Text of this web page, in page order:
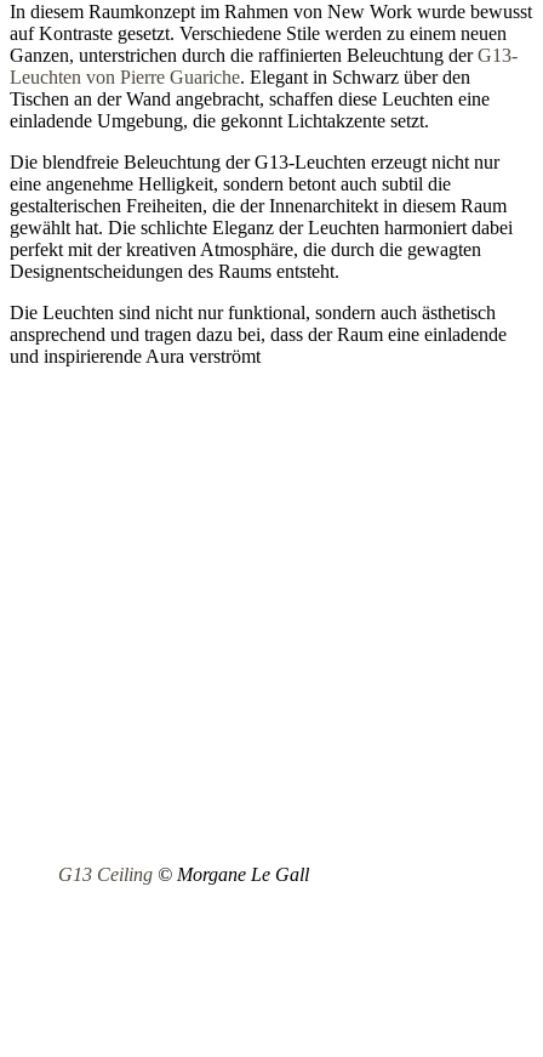
In diesem Raumkonzept im Rahmen von New Work wurde bewusst
auf Kontraste gesetzt. Verschiedene Stile werden zu einem neuen
Ganzen, unterstrichen durch die raffinierten Beleuchtung derG13-
Leuchten von Pierre Guariche. Elegant in Schwarz über den
Tischen an der Wand angebracht, schaffen diese Leuchten eine
einladende Umgebung, die gekonnt Lichtakzente setzt.
Die blendfreie Beleuchtung der G13-Leuchten erzeugt nicht nur
eine angenehme Helligkeit, sondern betont auch subtil die
gestalterischen Freiheiten, die der Innenarchitekt in diesem Raum
gewählt hat. Die schlichte Eleganz der Leuchten harmoniert dabei
perfekt mit der kreativen Atmosphäre, die durch die gewagten
Designentscheidungen des Raums entsteht.
Die Leuchten sind nicht nur funktional, sondern auch ästhetisch
ansprechend und tragen dazu bei, dass der Raum eine einladende
und inspirierende Aura verströmt
G13 Ceiling © Morgane Le Gall